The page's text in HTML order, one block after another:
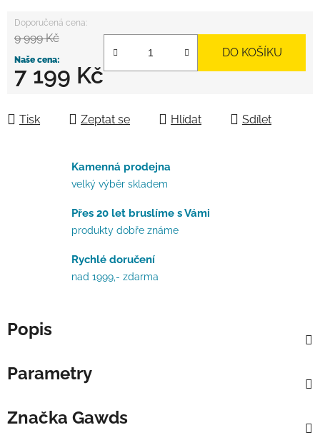
9 999 Kč
7 199 Kč
DO KOŠÍKU
Tisk Zeptat se Hlídat Sdílet
Kamenná prodejna
velký výběr skladem
Přes 20 let bruslíme s Vámi
produkty dobře známe
Rychlé doručení
nad 1999,- zdarma
Popis
Parametry
Značka Gawds